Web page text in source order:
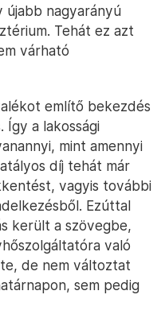
újabb nagyarányú
Tehát ez azt
várható
említő bekezdés
Így a lakossági
mint amennyi
díj tehát már
vagyis további
Ezúttal
került a szövegbe,
való
de nem változtat
sem pedig